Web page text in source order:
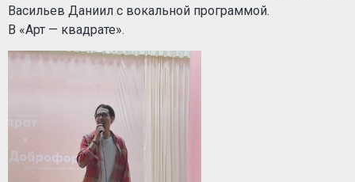
Васильев Даниил с вокальной программой.
В «Арт — квадрате».